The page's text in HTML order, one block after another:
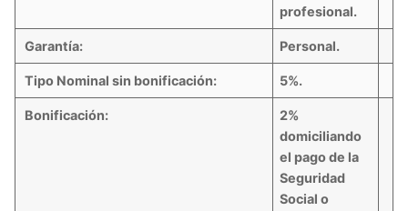
profesional.
Garantía: Personal.
Tipo Nominal sin bonificación: 5%.
Bonificación:
2%
domiciliando
el pago de la
Seguridad
Social o